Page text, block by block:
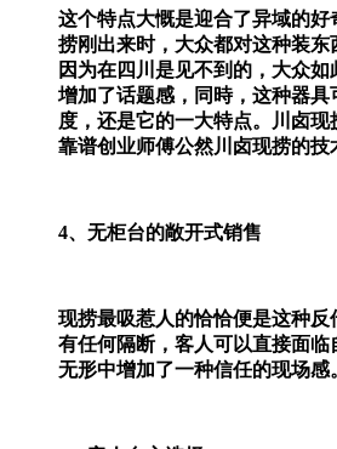
这个特点大慨是迎合了异域的
捞刚出来时，大众都对这种装东
因为在四川是见不到的，大众
增加了话题感，同時，这种器具
度，还是它的一大特点。川卤现
靠谱创业师傅公然川卤现捞的技
4、无柜台的敞开式销售
现捞最吸惹人的恰恰便是这种反
有任何隔断，客人可以直接面
无形中增加了一种信任的现场感